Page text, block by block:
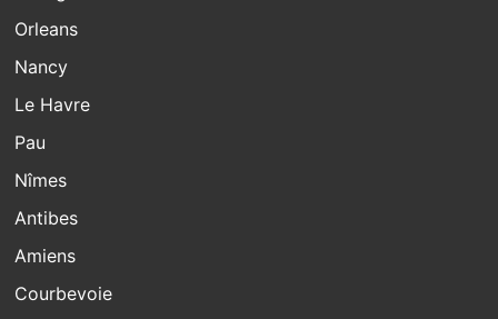
Orleans
Nancy
Le Havre
Pau
Nîmes
Antibes
Amiens
Courbevoie